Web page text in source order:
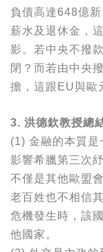
負債高達648億
薪水及退休金，
影。若中央不撥
閉？而若由中央
擔，這跟EU與歐
3. 洪德欽教授總
(1) 金融的本質
影響希臘第三次
不僅是其他歐盟
老百姓也不相信
危機發生時，該
他國家。